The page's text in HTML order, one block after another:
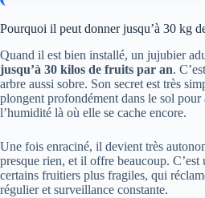
Pourquoi il peut donner jusqu’à 30 kg
Quand il est bien installé, un jujubier
jusqu’à 30 kilos de fruits par an.
arbre aussi sobre. Son secret est très
plongent profondément dans le sol pour
l’humidité là où elle se cache encore.
Une fois enraciné, il devient très
presque rien, et il offre beaucoup. C’est
certains fruitiers plus fragiles, qui
régulier et surveillance constante.